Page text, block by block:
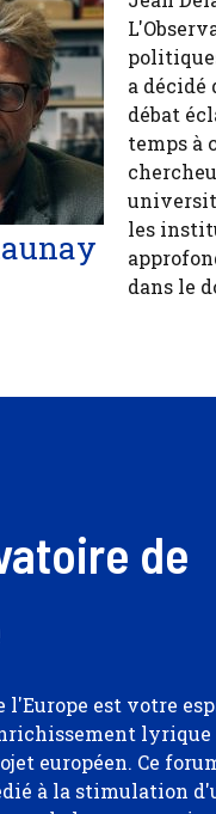
a décidé
débat
temps à
les
dans le
de
l'Europe est votre
lyrique
européen. Ce
à la stimulation